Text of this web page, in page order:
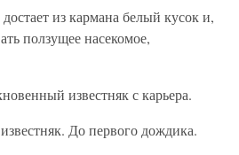
из кармана белый кусок и,
ползущее насекомое,
известняк с карьера.
До первого дождика.